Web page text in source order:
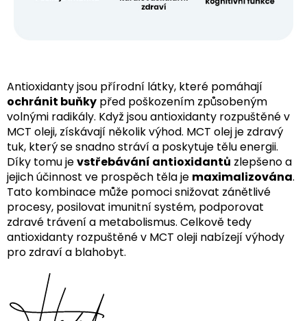
Antioxidanty jsou přírodní látky, které pomáhají
ochránit buňky před poškozením způsobeným
volnými radikály. Když jsou antioxidanty rozpuštěné v
MCT oleji, získávají několik výhod. MCT olej je zdravý
tuk, který se snadno stráví a poskytuje tělu energii.
Díky tomu jevstřebávání antioxidantů zlepšeno a
jejich účinnost ve prospěch těla je maximalizována.
Tato kombinace může pomoci snižovat zánětlivé
procesy, posilovat imunitní systém, podporovat
zdravé trávení a metabolismus. Celkově tedy
antioxidanty rozpuštěné v MCT oleji nabízejí výhody
pro zdraví a blahobyt.